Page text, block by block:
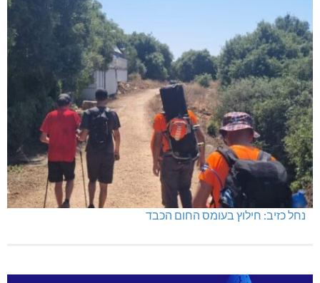
נחל כזיב: חילוץ בעומס החום הכבד